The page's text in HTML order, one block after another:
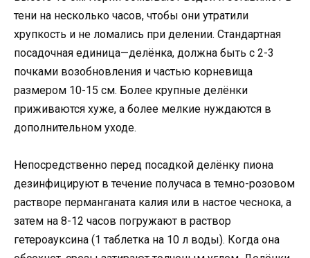
тени на несколько часов, чтобы они утратили
хрупкость и не ломались при делении. Стандартная
посадочная единица—делёнка, должна быть с 2-3
почками возобновления и частью корневища
размером 10-15 см. Более крупные делёнки
приживаются хуже, а более мелкие нуждаются в
дополнительном уходе.
Непосредственно перед посадкой делёнку пиона
дезинфицируют в течение получаса в темно-розовом
растворе перманганата калия или в настое чеснока, а
затем на 8-12 часов погружают в раствор
гетероауксина (1 таблетка на 10 л воды). Когда она